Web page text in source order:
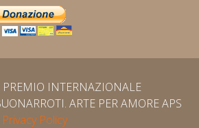
INTERNAZIONALE
ARTE PER AMORE APS
Privacy Policy